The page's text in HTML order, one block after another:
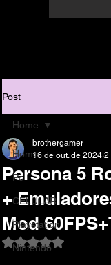
Post
Home
Pc
CELULAR
Playstation
Nintendo
Home
Persona 5
+
Mod
brothergamer
16 de out. de 2024 2
Avaliado com